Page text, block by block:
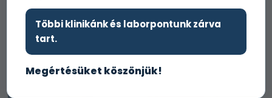
+36 1 465 3131
Többi klinikánk és laborpontunk zárva
tart.
Megértésüket köszönjük!